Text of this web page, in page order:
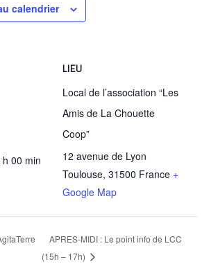
calendrier
00 min
LIEU
Local de l’association “Les
Amis de La Chouette
Coop”
12 avenue de Lyon
Toulouse, 31500 France +
Google Map
APRES-MIDI : Le point info de LCC
(15h – 17h)